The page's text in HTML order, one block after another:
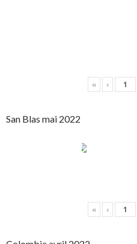
« ‹
San Blas mai 2022
« ‹